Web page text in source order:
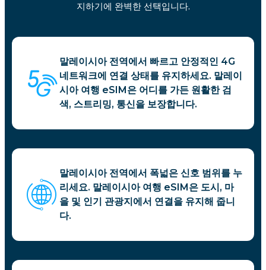
지하기에 완벽한 선택입니다.
말레이시아 전역에서 빠르고 안정적인 4G
네트워크에 연결 상태를 유지하세요. 말레이
시아 여행 eSIM은 어디를 가든 원활한 검
색, 스트리밍, 통신을 보장합니다.
말레이시아 전역에서 폭넓은 신호 범위를 누
리세요. 말레이시아 여행 eSIM은 도시, 마
을 및 인기 관광지에서 연결을 유지해 줍니
다.